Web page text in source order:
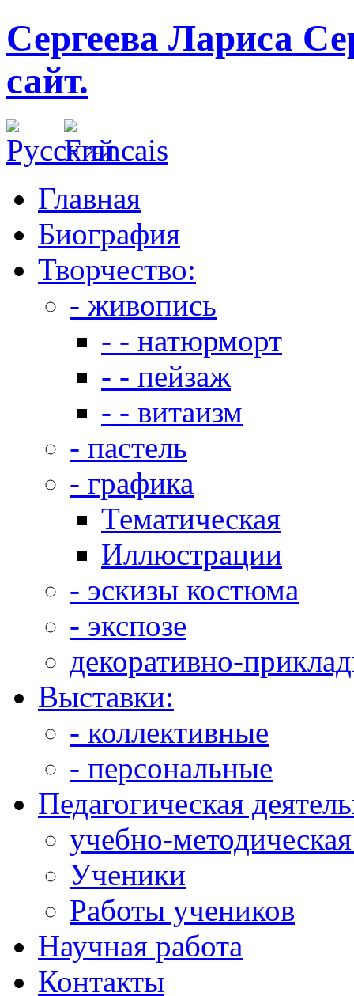
Сергеева Лариса
сайт.
Главная
Биография
Творчество:
- живопись
- - натюрморт
- - пейзаж
- - витаизм
- пастель
- графика
Тематическая
Иллюстрации
- эскизы костюма
- экспозе
декоративно-
Выставки:
- коллективные
- персональные
Педагогическая
учебно-
Ученики
Работы учеников
Научная работа
Контакты